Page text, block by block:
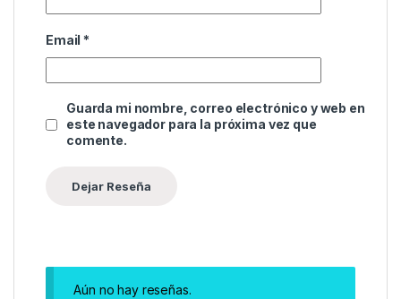
Email *
Guarda mi nombre, correo electrónico y web en
este navegador para la próxima vez que
comente.
Aún no hay reseñas.